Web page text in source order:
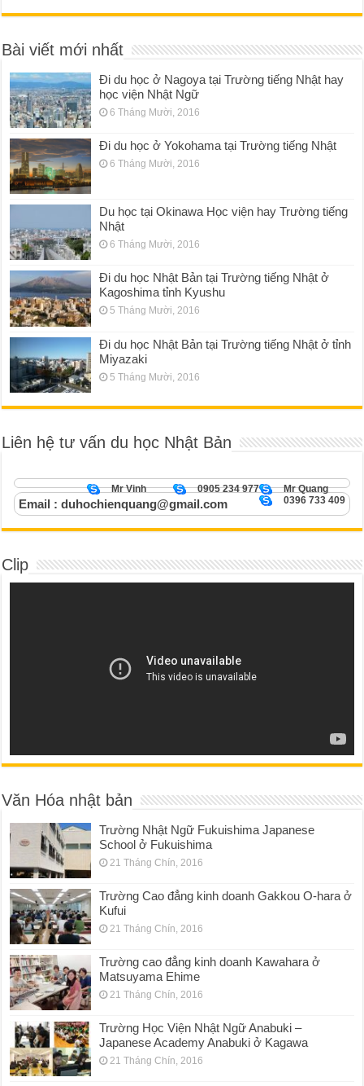
Bài viết mới nhất
Đi du học ở Nagoya tại Trường tiếng Nhật hay
học viện Nhật Ngữ
6 Tháng Mười, 2016
Đi du học ở Yokohama tại Trường tiếng Nhật
6 Tháng Mười, 2016
Du học tại Okinawa Học viện hay Trường tiếng
Nhật
6 Tháng Mười, 2016
Đi du học Nhật Bản tại Trường tiếng Nhật ở
Kagoshima tỉnh Kyushu
5 Tháng Mười, 2016
Đi du học Nhật Bản tại Trường tiếng Nhật ở tỉnh
Miyazaki
5 Tháng Mười, 2016
Liên hệ tư vấn du học Nhật Bản
Mr Quang
0905 234 977
Mr Vinh
0396 733 409
Email : duhochienquang@gmail.com
Clip
Văn Hóa nhật bản
Trường Nhật Ngữ Fukuishima Japanese
School ở Fukuishima
21 Tháng Chín, 2016
Trường Cao đẳng kinh doanh Gakkou O-hara ở
Kufui
21 Tháng Chín, 2016
Trường cao đẳng kinh doanh Kawahara ở
Matsuyama Ehime
21 Tháng Chín, 2016
Trường Học Viện Nhật Ngữ Anabuki –
Japanese Academy Anabuki ở Kagawa
21 Tháng Chín, 2016